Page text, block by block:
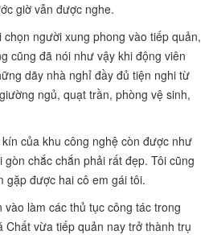
giờ vẫn được nghe.
người xung phong vào tiếp quản,
cũng đã nói như vậy khi động viên
dãy nhà nghỉ đầy đủ tiện nghi từ
ngủ, quạt trần, phòng vệ sinh,
của khu công nghệ còn được như
chắc chắn phải rất đẹp. Tôi cũng
gặp được hai cô em gái tôi.
làm các thủ tục công tác trong
Chất vừa tiếp quản nay trở thành trụ